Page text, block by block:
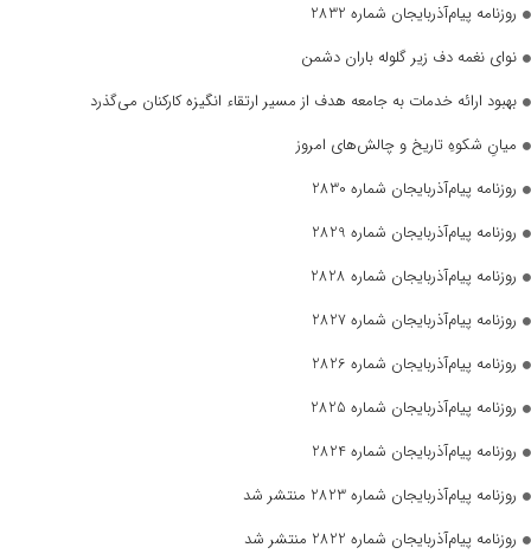
روزنامه پیام‌آذربایجان شماره 2832
نوای نغمه دف زیر گلوله باران دشمن
بهبود ارائه خدمات به جامعه هدف از مسیر ارتقاء انگیزه کارکنان می‌گذرد
میانِ شکوهِ تاریخ و چالش‌های امروز
روزنامه پیام‌آذربایجان شماره 2830
روزنامه پیام‌آذربایجان شماره 2829
روزنامه پیام‌آذربایجان شماره 2828
روزنامه پیام‌آذربایجان شماره 2827
روزنامه پیام‌آذربایجان شماره 2826
روزنامه پیام‌آذربایجان شماره 2825
روزنامه پیام‌آذربایجان شماره 2824
روزنامه پیام‌آذربایجان شماره 2823 منتشر شد
روزنامه پیام‌آذربایجان شماره 2822 منتشر شد